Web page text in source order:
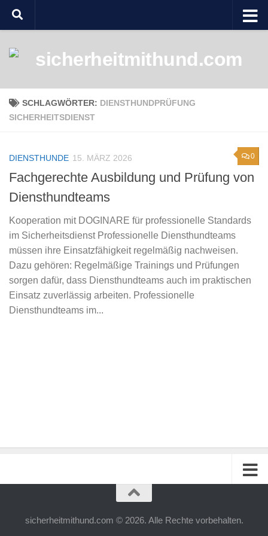
Zum Inhalt springen
SCHLAGWÖRTER: DIENSTHUNDPRÜFUNG
SICHERHEITSDIENST
0
DIENSTHUNDE 15. MÄRZ 2026
Fachgerechte Ausbildung und Prüfung von
Diensthundteams
Kooperation mit DOGINARE für professionelle Standards
im Sicherheitsdienst Professionelle Diensthundteams
müssen ihre Einsatzfähigkeit regelmäßig nachweisen.
Dazu gehören: Regelmäßige Trainings und Prüfungen
sorgen dafür, dass Diensthundteams auch im praktischen
Einsatz zuverlässig arbeiten. Professionelle
Diensthundteams im...
sicherheitmithund.com © 2026. Alle Rechte vorbehalten.